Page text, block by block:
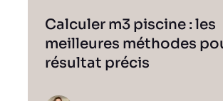
Calculer m3 piscine : les
meilleures méthodes
résultat précis